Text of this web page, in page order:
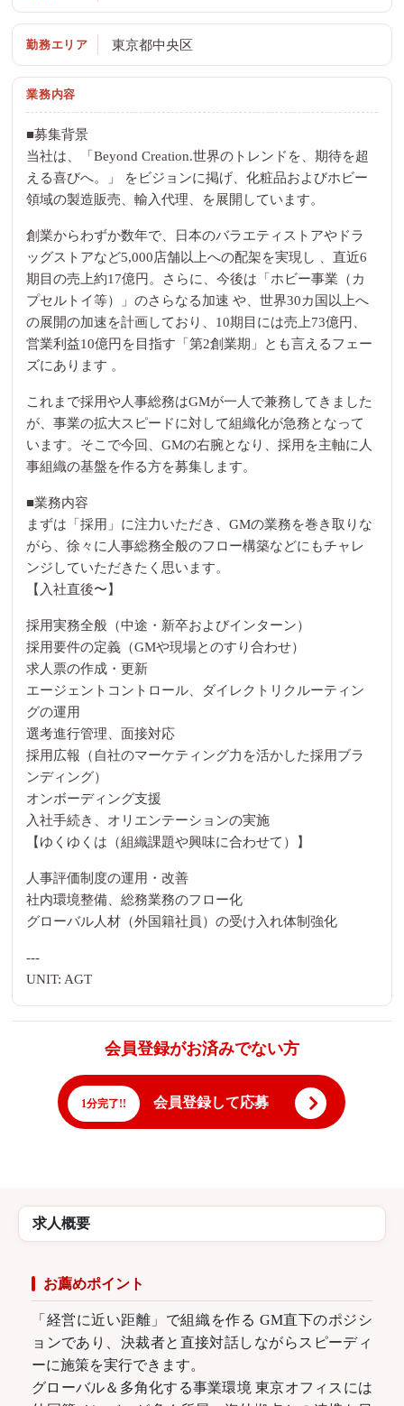
勤務エリア 東京都中央区
業務内容
■募集背景
当社は、「Beyond Creation.世界のトレンドを、期待を超
える喜びへ。」 をビジョンに掲げ、化粧品およびホビー
領域の製造販売、輸入代理、を展開しています。
創業からわずか数年で、日本のバラエティストアやドラ
ッグストアなど5,000店舗以上への配架を実現し 、直近6
期目の売上約17億円。さらに、今後は「ホビー事業（カ
プセルトイ等）」のさらなる加速 や、世界30カ国以上へ
の展開の加速を計画しており、10期目には売上73億円、
営業利益10億円を目指す「第2創業期」とも言えるフェー
ズにあります 。
これまで採用や人事総務はGMが一人で兼務してきました
が、事業の拡大スピードに対して組織化が急務となって
います。そこで今回、GMの右腕となり、採用を主軸に人
事組織の基盤を作る方を募集します。
■業務内容
まずは「採用」に注力いただき、GMの業務を巻き取りな
がら、徐々に人事総務全般のフロー構築などにもチャレ
ンジしていただきたく思います。
【入社直後〜】
採用実務全般（中途・新卒およびインターン）
採用要件の定義（GMや現場とのすり合わせ）
求人票の作成・更新
エージェントコントロール、ダイレクトリクルーティン
グの運用
選考進行管理、面接対応
採用広報（自社のマーケティング力を活かした採用ブラ
ンディング）
オンボーディング支援
入社手続き、オリエンテーションの実施
【ゆくゆくは（組織課題や興味に合わせて）】
人事評価制度の運用・改善
社内環境整備、総務業務のフロー化
グローバル人材（外国籍社員）の受け入れ体制強化
---
UNIT: AGT
会員登録がお済みでない方
1分完了!! 会員登録して応募
求人概要
お薦めポイント
「経営に近い距離」で組織を作る GM直下のポジシ
ョンであり、決裁者と直接対話しながらスピーディ
ーに施策を実行できます。
グローバル＆多角化する事業環境 東京オフィスには